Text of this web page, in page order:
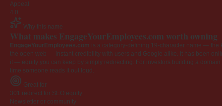
Appeal
4.0
Why this name
What makes EngageYourEmployees.com worth owning
EngageYourEmployees.com is a category-defining 19-character name — the
the open web — instant credibility with users and Google alike. It has been
it — equity you can keep by simply redirecting. For investors building a
time someone reads it out loud.
Great for
301 redirect for SEO equity
Newsletter or community